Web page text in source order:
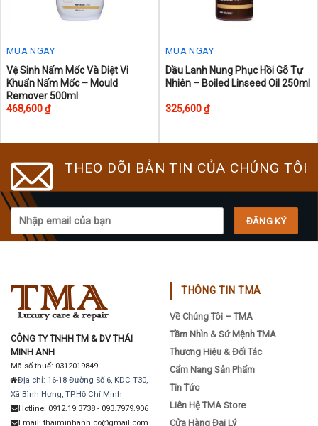
MUA NGAY
Vệ Sinh Nấm Mốc Và Diệt Vi
Khuẩn Nấm Mốc – Mould
Remover 500ml
468,600₫
MUA NGAY
This
product
has
options
on
page
Dầu Lanh Nung Phục Hồi Gỗ Tự
Nhiên – Boiled Linseed Oil 250ml
325,600₫
THEO DÕI BẢN TIN CỦA CHÚNG TÔI
CÔNG TY TNHH TM & DV THÁI
MINH ANH
Mã số thuế: 0312019849
Địa chỉ: 16-18 Đường Số 6, KDC T30,
Xã Bình Hưng, TP.Hồ Chí Minh
Hotline: 0912.19.3738 - 093.7979.906
Email: thaiminhanh.co@gmail.com
THÔNG TIN TMA
Về Chúng Tôi – TMA
Tầm Nhìn & Sứ Mệnh TMA
Thương Hiệu & Đối Tác
Cẩm Nang Sản Phẩm
Tin Tức
Liên Hệ TMA Store
Cửa Hàng Đại Lý